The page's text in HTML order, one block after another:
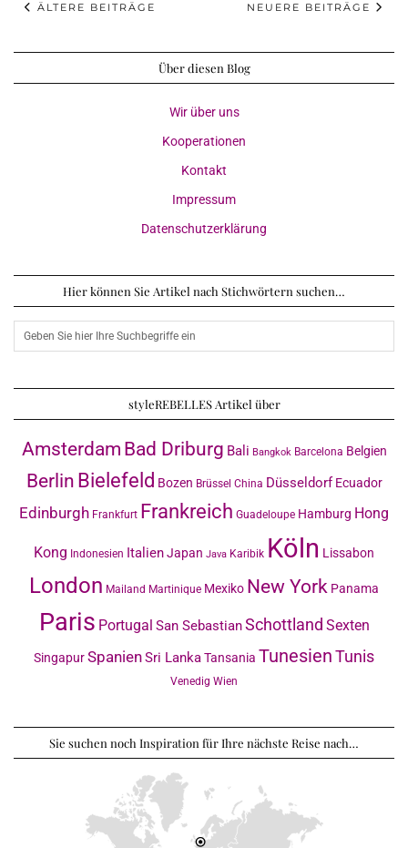
ÄLTERE BEITRÄGE NEUERE BEITRÄGE
Über diesen Blog
Wir über uns
Kooperationen
Kontakt
Impressum
Datenschutzerklärung
Hier können Sie Artikel nach Stichwörtern suchen…
styleREBELLES Artikel über
Amsterdam Bad Driburg Bali Bangkok Barcelona Belgien
Berlin Bielefeld Bozen Brüssel China Düsseldorf Ecuador
Edinburgh Frankfurt Frankreich Guadeloupe Hamburg Hong
Kong Indonesien ItalienJapan Java Karibik Köln Lissabon
London Mailand Martinique Mexiko New York Panama
Paris Portugal San SebastianSchottland Sexten
SingapurSpanienSri LankaTansania TunesienTunis
Venedig Wien
Sie suchen noch Inspiration für Ihre nächste Reise nach…